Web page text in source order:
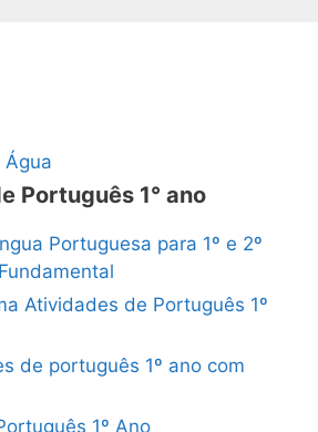
Água
Português 1° ano
Portuguesa para 1º e 2º
Atividades de Português 1º
de português 1º ano com
1º Ano